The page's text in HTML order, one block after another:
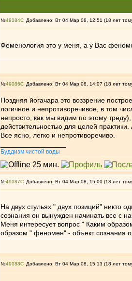
№49084 Добавлено: Вт 04 Мар 08, 12:51 (18 лет
Феменология это у меня, а у Вас
№49086 Добавлено: Вт 04 Мар 08, 14:07 (18 лет
Поздняя йогачара это воззрение
логичное и непротиворечивое, в том
непросто, как мы видим по этому
действительностью для целей
Все ясно, легко и непротиворечиво.
Буддизм чистой воды
№49087 Добавлено: Вт 04 Мар 08, 15:00 (18 лет
На двух стульях " двух позиций" никто
сознания он вынужден начинать все с
Меня интересует вопрос " Каким
образом " феномен" - объект сознания
№49088 Добавлено: Вт 04 Мар 08, 15:13 (18 лет